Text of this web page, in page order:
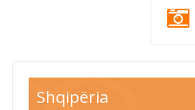
Shqipëria